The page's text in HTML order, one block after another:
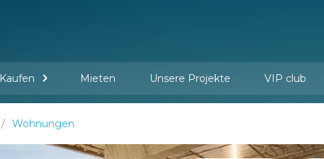
Kaufen Mieten Unsere Projekte VIP club
Wohnungen